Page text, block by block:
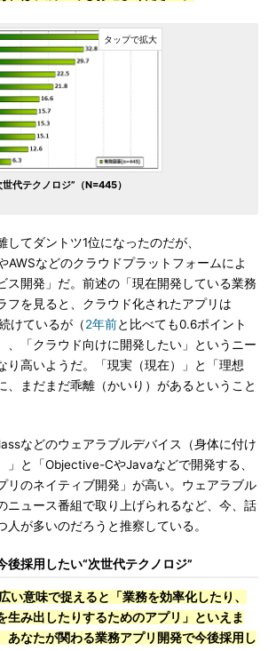
代テクノロジ”（N=445）
てダントツ1位になったのだが、
AWSなどのクラウドプラットフォームによ
ス開発」だ。前述の「現在開発している業務
フを見ると、クラウド化されたアプリは
けているが（2年前と比べても0.6ポイント
、「クラウド向けに開発したい」というニー
り高いようだ。「現実（現在）」と「理想
、まだまだ乖離（かいり）があるということ
などのウェアラブルデバイス（身体に付け
」と「Objective-CやJavaなどで開発する、
リのネイティブ開発」が高い。ウェアラブル
ニュース番組で取り上げられるなど、今、話
人が多いのだろうと推察している。
後採用したい“次世代テクノロジ”
い意味で捉えると「業務を効率化したり、
生み出したりするためのアプリ」といえま
あなたが関わる業務アプリ開発で今後採用し